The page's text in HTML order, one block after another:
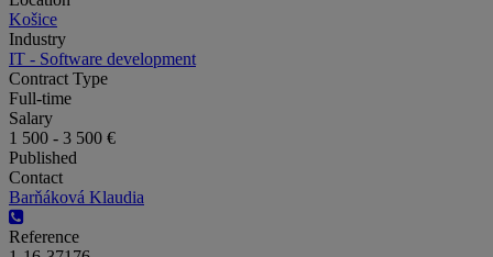
Košice
Industry
IT - Software development
Contract Type
Full-time
Salary
1 500 - 3 500 €
Published
Contact
Barňáková Klaudia
Reference